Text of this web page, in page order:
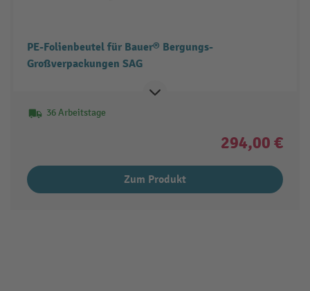
PE-Folienbeutel für Bauer® Bergungs-
Großverpackungen SAG
36 Arbeitstage
294,00 €
Zum Produkt